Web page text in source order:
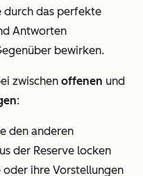
durch das perfekte
Antworten
bewirken.
zwischen offenen und
:
den anderen
der Reserve locken
oder ihre Vorstellungen